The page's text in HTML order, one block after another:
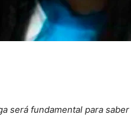
será fundamental para